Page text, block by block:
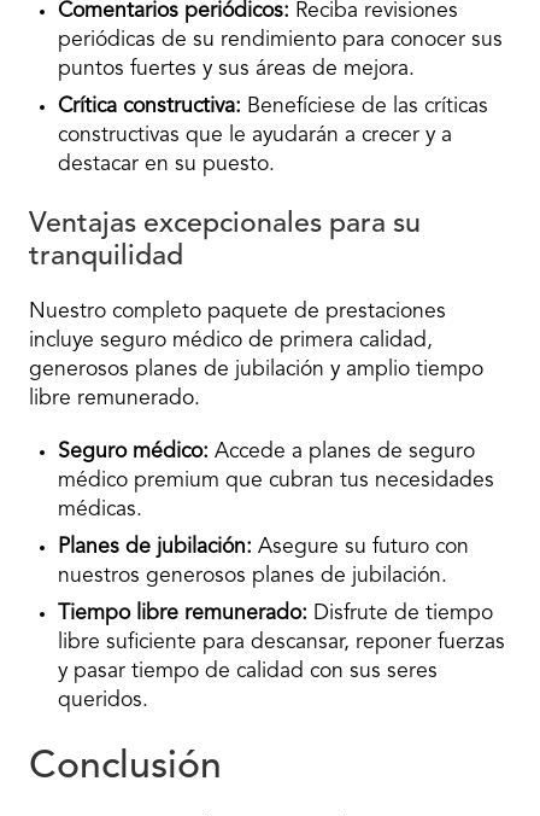
Comentarios periódicos: Reciba revisiones
periódicas de su rendimiento para conocer sus
puntos fuertes y sus áreas de mejora.
Crítica constructiva: Benefíciese de las críticas
constructivas que le ayudarán a crecer y a
destacar en su puesto.
Ventajas excepcionales para su
tranquilidad
Nuestro completo paquete de prestaciones
incluye seguro médico de primera calidad,
generosos planes de jubilación y amplio tiempo
libre remunerado.
Seguro médico: Accede a planes de seguro
médico premium que cubran tus necesidades
médicas.
Planes de jubilación: Asegure su futuro con
nuestros generosos planes de jubilación.
Tiempo libre remunerado: Disfrute de tiempo
libre suficiente para descansar, reponer fuerzas
y pasar tiempo de calidad con sus seres
queridos.
Conclusión